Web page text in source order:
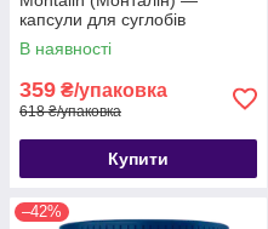
капсули для суглобів
В наявності
359 ₴/упаковка
618 ₴/упаковка
Купити
–42%